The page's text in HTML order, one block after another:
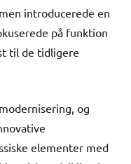
introducerede en
på funktion
til de tidligere
og
elementer med